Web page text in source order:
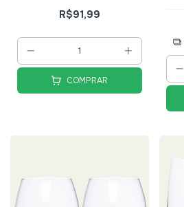
R$91,99
COMPRAR